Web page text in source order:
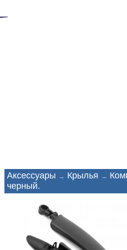
Аксессуары → Крылья →
черный.